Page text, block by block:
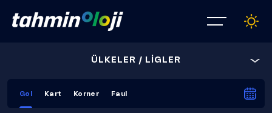
ÜLKELER / LİGLER
Gol Kart Korner Faul